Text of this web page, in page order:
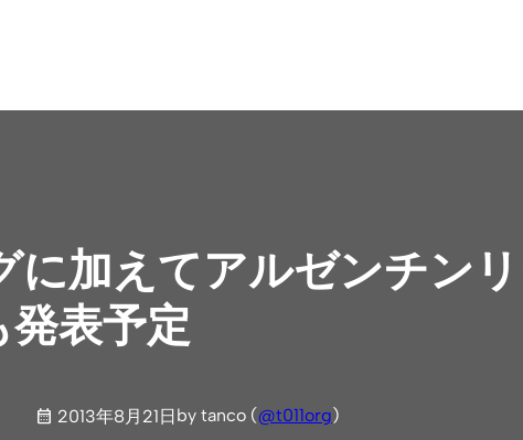
に加えてアルゼンチン
表予定
2013年8月21日 by tanco (@t011org)